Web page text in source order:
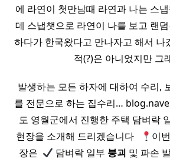
에 라연이 첫만남때 라연과 나는 스
데 스냅챗으로 라연이 나를 보고 랜
하다가 한국왔다고 만나자고 해서 나
적(?)은 아니었지만 그
발생하는 모든 하자에 대하여 수리,
를 전문으로 하는 집수리…
도 영월군에서 진행한 주택 담벼락
현장을 소개해 드리겠습니다 ​ ​
이
장은 ​
담벼락 일부 붕괴 및 파손